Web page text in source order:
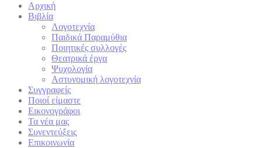
Αρχική
Βιβλία
Λογοτεχνία
Παιδικά Παραμύθια
Ποιητικές συλλογές
Θεατρικά έργα
Ψυχολογία
Αστυνομική λογοτεχνία
Συγγραφείς
Ποιοί είμαστε
Εικονογράφοι
Τα νέα μας
Συνεντεύξεις
Επικοινωνία